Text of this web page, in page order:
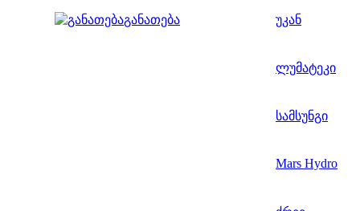
განათება უკან
ლუმატეკი
სამსუნგი
Mars Hydro